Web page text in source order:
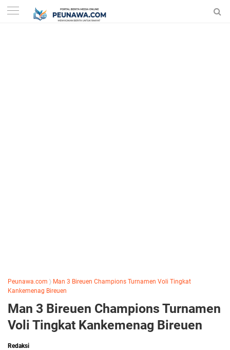
Peunawa.com 〉 Man 3 Bireuen Champions Turnamen Voli Tingkat
Kankemenag Bireuen
Man 3 Bireuen Champions Turnamen
Voli Tingkat Kankemenag Bireuen
Redaksi